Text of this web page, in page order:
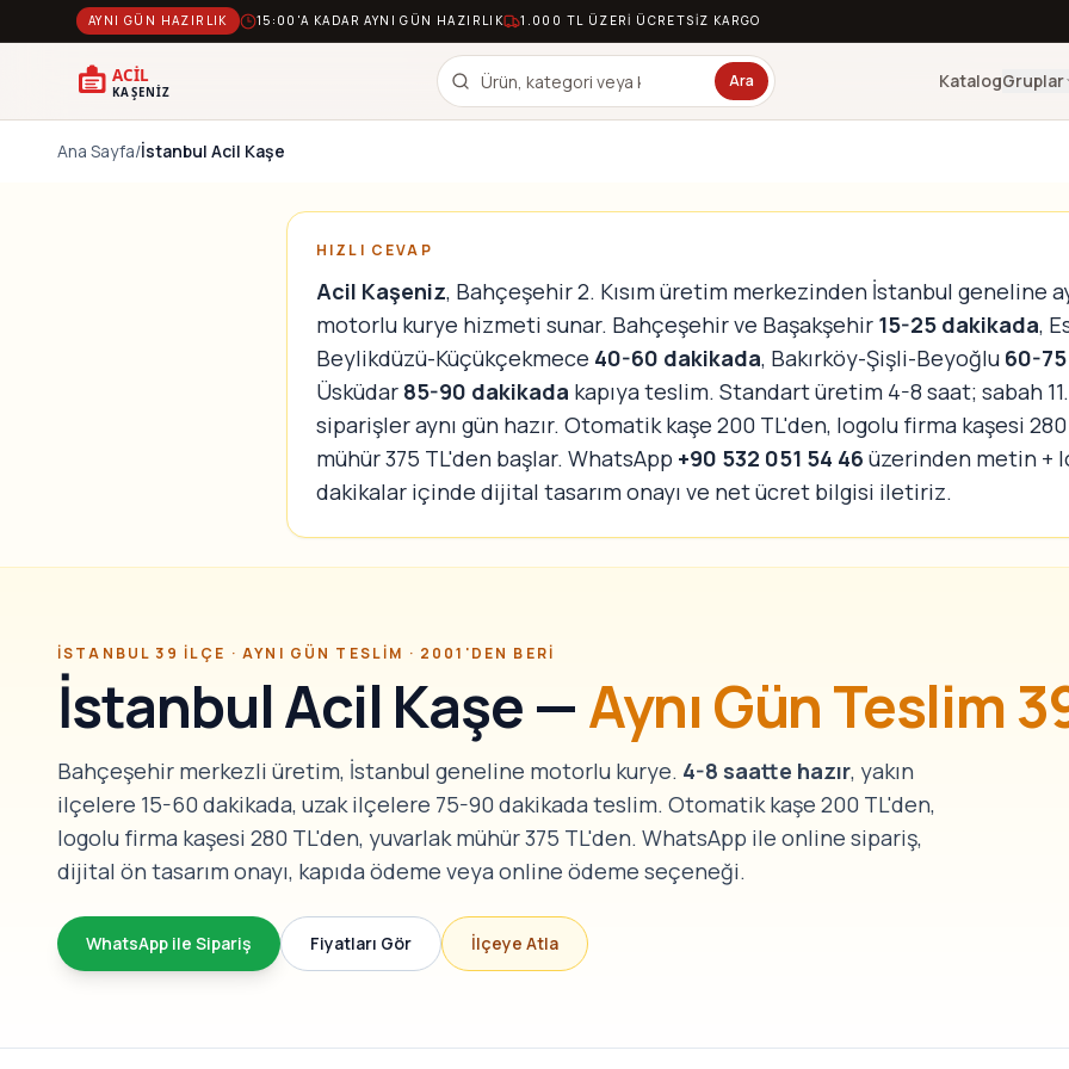
AYNI GÜN HAZIRLIK 15:00'A KADAR AYNI GÜN HAZIRLIK 1.000 TL ÜZERI ÜCRETSIZ KARGO
Ara KatalogGruplar
Ana Sayfa/İstanbul Acil Kaşe
HIZLI CEVAP
Acil Kaşeniz, Bahçeşehir 2. Kısım üretim merkezinden İstanbul geneline
motorlu kurye hizmeti sunar. Bahçeşehir ve Başakşehir 15-25 dakikada,
Beylikdüzü-Küçükçekmece 40-60 dakikada, Bakırköy-Şişli-Beyoğlu 60-
Üsküdar 85-90 dakikada kapıya teslim. Standart üretim 4-8 saat; sabah
siparişler aynı gün hazır. Otomatik kaşe 200 TL'den, logolu firma kaşesi
mühür 375 TL'den başlar. WhatsApp +90 532 051 54 46 üzerinden metin +
dakikalar içinde dijital tasarım onayı ve net ücret bilgisi iletiriz.
İSTANBUL 39 İLÇE · AYNI GÜN TESLIM · 2001'DEN BERI
İstanbul Acil Kaşe —Aynı Gün Teslim
Bahçeşehir merkezli üretim, İstanbul geneline motorlu kurye. 4-8 saatte hazır, yakın
ilçelere 15-60 dakikada, uzak ilçelere 75-90 dakikada teslim. Otomatik kaşe 200 TL'den,
logolu firma kaşesi 280 TL'den, yuvarlak mühür 375 TL'den. WhatsApp ile online sipariş,
dijital ön tasarım onayı, kapıda ödeme veya online ödeme seçeneği.
WhatsApp ile Sipariş Fiyatları Gör İlçeye Atla